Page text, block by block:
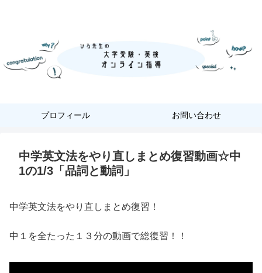
プロフィール お問い合わせ
中学英文法をやり直しまとめ復習動画☆中
1の1/3「品詞と動詞」
中学英文法をやり直しまとめ復習！
中１を全たった１３分の動画で総復習！！